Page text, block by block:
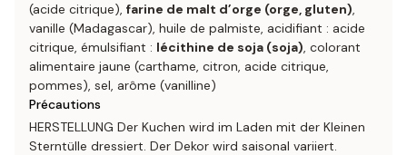
(acide citrique), farine de malt d’orge (orge, gluten),
vanille (Madagascar), huile de palmiste, acidifiant : acide
citrique, émulsifiant : lécithine de soja (soja), colorant
alimentaire jaune (carthame, citron, acide citrique,
pommes), sel, arôme (vanilline)
Précautions
HERSTELLUNG Der Kuchen wird im Laden mit der Kleinen
Sterntülle dressiert. Der Dekor wird saisonal variiert.